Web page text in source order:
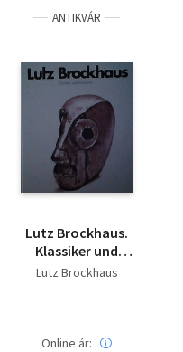
ANTIKVÁR
Lutz Brockhaus.
Klassiker und
Anarchist. Classico ed
Lutz Brockhaus
Online ár: